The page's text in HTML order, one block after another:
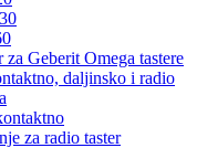
Geberit Omega tastere
daljinsko i radio
za radio taster